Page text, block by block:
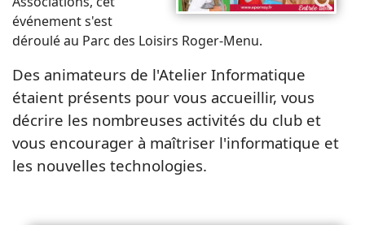
événement s'est
déroulé au Parc des Loisirs Roger-Menu.
Des animateurs de l'Atelier Informatique
étaient présents pour vous accueillir, vous
décrire les nombreuses activités du club et
vous encourager à maîtriser l'informatique et
les nouvelles technologies.